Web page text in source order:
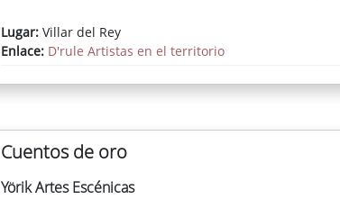
Lugar:Villar del Rey
Enlace: D'rule Artistas en el territorio
Cuentos de oro
Yörik Artes Escénicas